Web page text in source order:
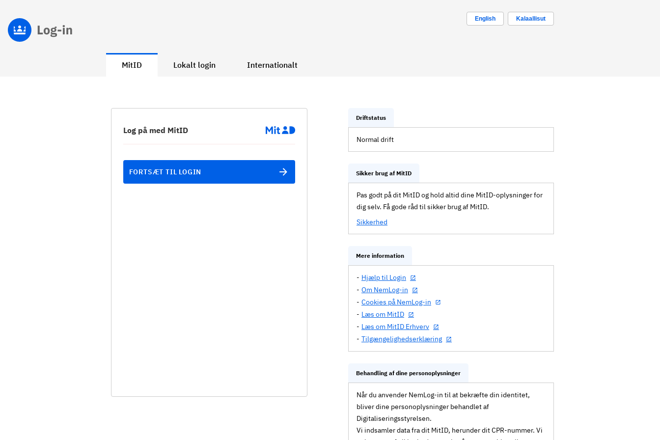
English Kalaallisut
MitID Lokalt login Internationalt
Log på med MitID
FORTSÆT TIL LOGIN
Driftstatus
Normal drift
Sikker brug af MitID
Pas godt på dit MitID og hold altid dine MitID-oplysninger for
dig selv. Få gode råd til sikker brug af MitID.
Sikkerhed
Mere information
Hjælp til Login
Om NemLog-in
Cookies på NemLog-in
Læs om MitID
Læs om MitID Erhverv
Tilgængelighedserklæring
Behandling af dine personoplysninger
Når du anvender NemLog-in til at bekræfte din identitet,
bliver dine personoplysninger behandlet af
Digitaliseringsstyrelsen.
Vi indsamler data fra dit MitID, herunder dit CPR-nummer. Vi